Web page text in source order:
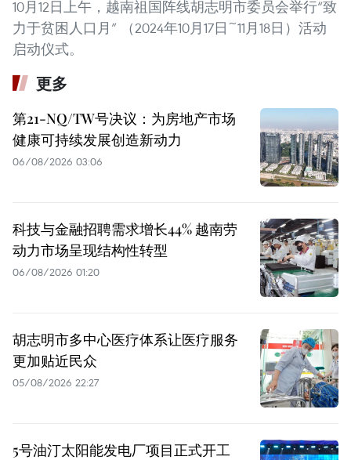
10月12日上午，越南祖国阵线胡志明市委员会举行“致
力于贫困人口月” （2024年10月17日~11月18日）活动
启动仪式。
更多
第21-NQ/TW号决议：为房地产市场
健康可持续发展创造新动力
06/08/2026 03:06
科技与金融招聘需求增长44% 越南劳
动力市场呈现结构性转型
06/08/2026 01:20
胡志明市多中心医疗体系让医疗服务
更加贴近民众
05/08/2026 22:27
5号油汀太阳能发电厂项目正式开工